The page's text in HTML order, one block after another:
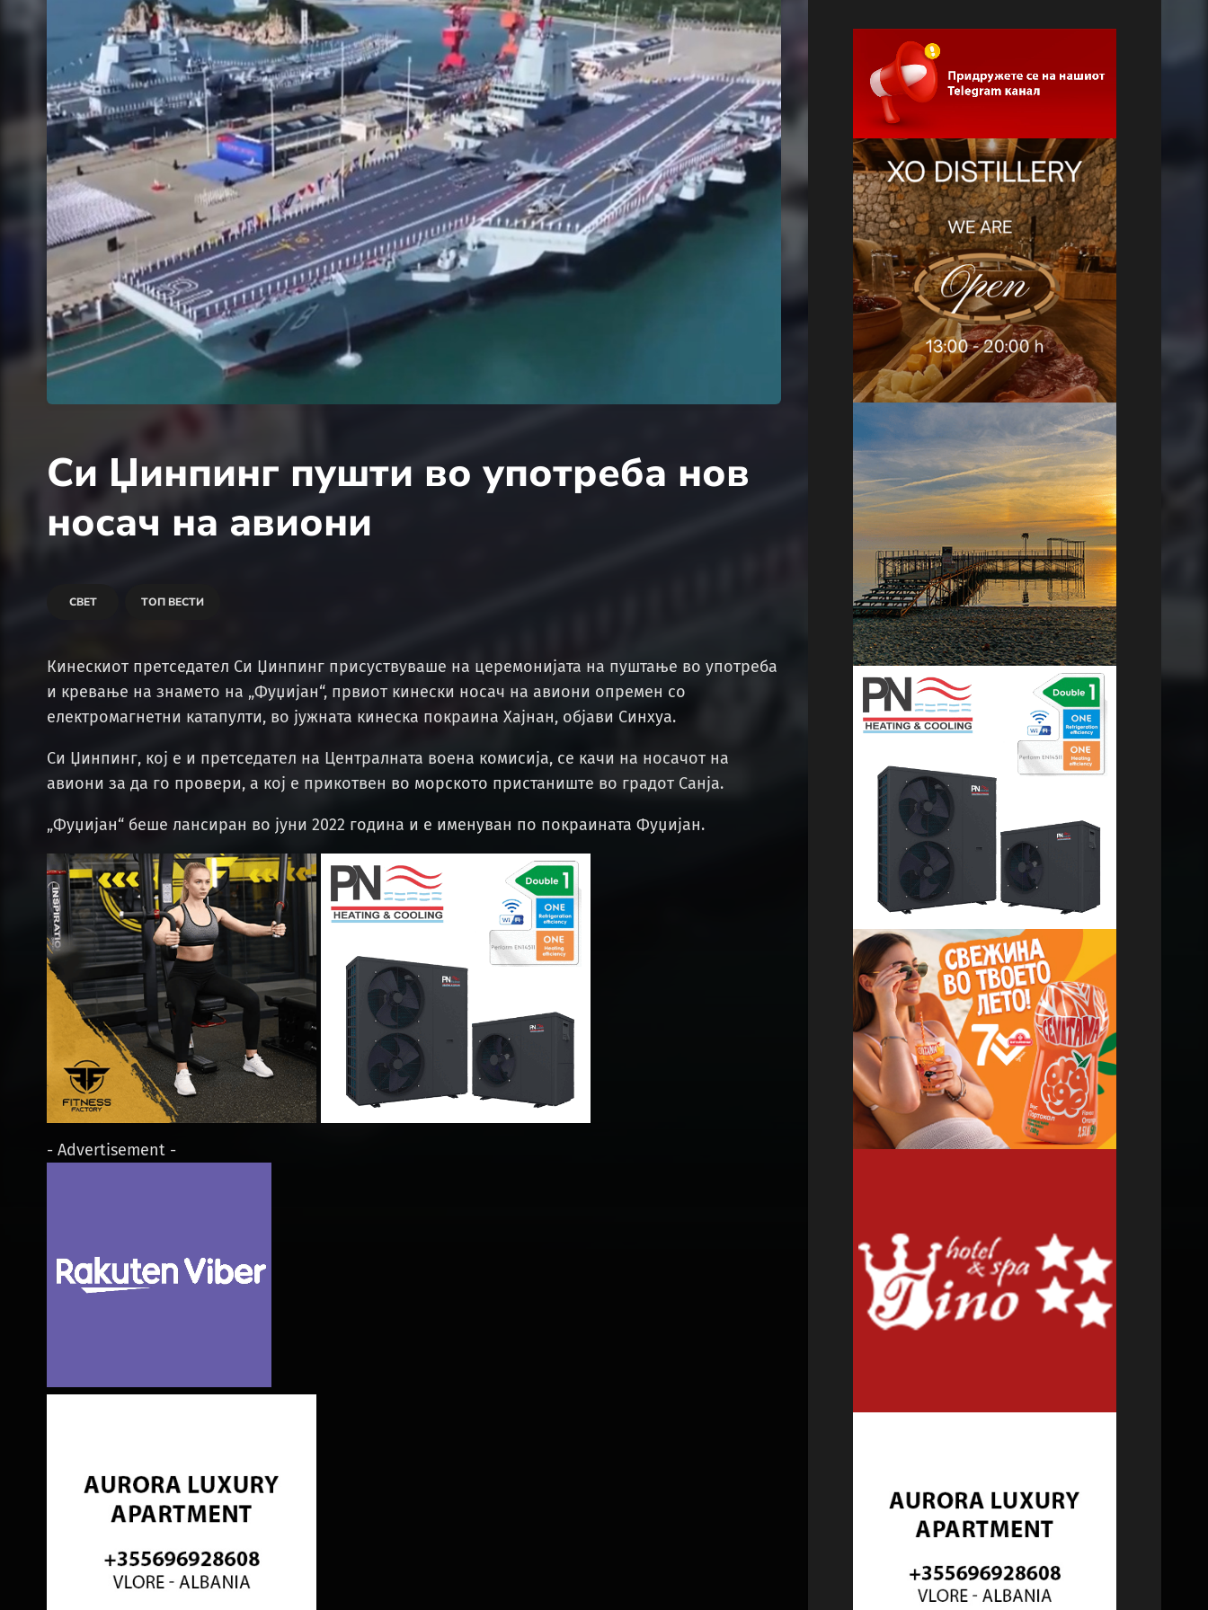
Си Џинпинг пушти во употреба нов
носач на авиони
СВЕТ ТОП ВЕСТИ
Кинескиот претседател Си Џинпинг присуствуваше на церемонијата на пуштање во употреба
и кревање на знамето на „Фуџијан“, првиот кинески носач на авиони опремен со
електромагнетни катапулти, во јужната кинеска покраина Хајнан, објави Синхуа.
Си Џинпинг, кој е и претседател на Централната воена комисија, се качи на носачот на
авиони за да го провери, а кој е прикотвен во морското пристаниште во градот Санја.
„Фуџијан“ беше лансиран во јуни 2022 година и е именуван по покраината Фуџијан.
- Advertisement -